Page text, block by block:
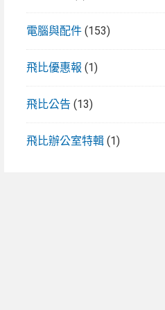
電腦與配件 (153)
飛比優惠報 (1)
飛比公告 (13)
飛比辦公室特輯 (1)